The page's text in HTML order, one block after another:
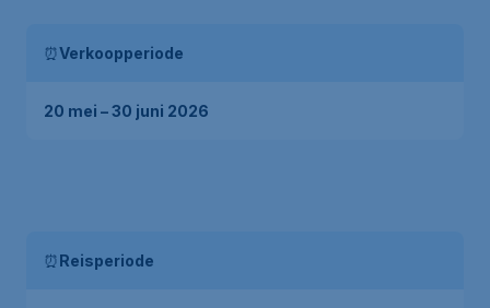
⏰Verkoopperiode
20 mei – 30 juni 2026
⏰Reisperiode